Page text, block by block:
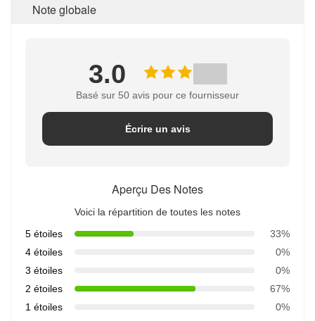
Note globale
3.0
Basé sur 50 avis pour ce fournisseur
Écrire un avis
Aperçu Des Notes
Voici la répartition de toutes les notes
5 étoiles
33%
4 étoiles
0%
3 étoiles
0%
2 étoiles
67%
1 étoiles
0%